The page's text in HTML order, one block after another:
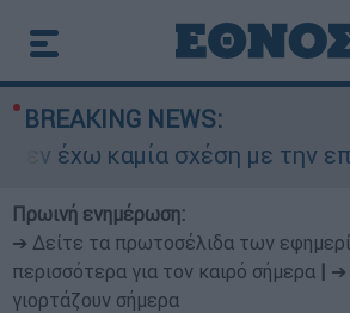
BREAKING NEWS:
έχω καμία σχέση με την
Πρωινή ενημέρωση:
➔ Δείτε τα πρωτοσέλιδα των
περισσότερα για τον καιρό σήμερα
➔
γιορτάζουν σήμερα